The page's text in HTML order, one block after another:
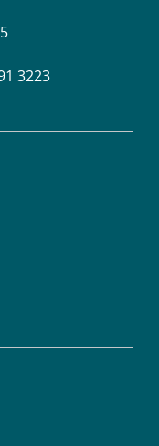
3223